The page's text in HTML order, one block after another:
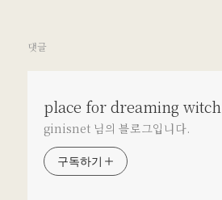
댓글
place for dreaming witch
ginisnet 님의 블로그입니다.
구독하기